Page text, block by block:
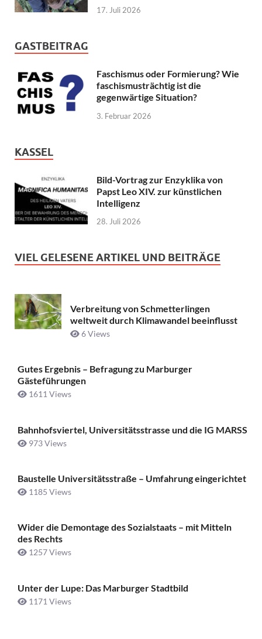
17. Juli 2026
GASTBEITRAG
Faschismus oder Formierung? Wie
faschismusträchtig ist die
gegenwärtige Situation?
3. Februar 2026
KASSEL
Bild-Vortrag zur Enzyklika von
Papst Leo XIV. zur künstlichen
Intelligenz
28. Juli 2026
VIEL GELESENE ARTIKEL UND BEITRÄGE
Verbreitung von Schmetterlingen
weltweit durch Klimawandel beeinflusst
6 Views
Gutes Ergebnis – Befragung zu Marburger
Gästeführungen
1611 Views
Bahnhofsviertel, Universitätsstrasse und die IG MARSS
973 Views
Baustelle Universitätsstraße ­– Umfahrung eingerichtet
1185 Views
Wider die Demontage des Sozialstaats – mit Mitteln
des Rechts
1257 Views
Unter der Lupe: Das Marburger Stadtbild
1171 Views